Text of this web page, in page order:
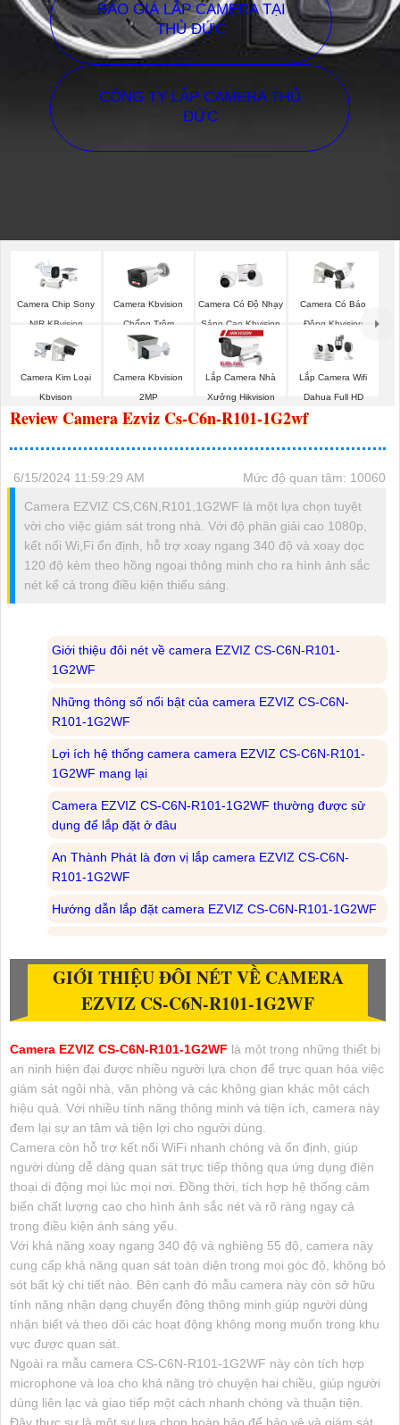
BÁO GIÁ LẮP CAMERA TẠI
THỦ ĐỨC
CÔNG TY LẮP CAMERA THỦ
ĐỨC
Camera Chip Sony
NIR KBvision
Camera Kbvision
Chống Trộm
Camera Có Độ Nhạy
Sáng Cao Kbvision
Camera Có Báo
Động Kbvision
Camera Kim Loại
Kbvison
Camera Kbvision
2MP
Lắp Camera Nhà
Xưởng Hikvision
Lắp Camera Wifi
Dahua Full HD
Review Camera Ezviz Cs-C6n-R101-1G2wf
6/15/2024 11:59:29 AM
Mức độ quan tâm: 10060
Camera EZVIZ CS,C6N,R101,1G2WF là một lựa chọn tuyệt
vời cho việc giám sát trong nhà. Với độ phân giải cao 1080p,
kết nối Wi,Fi ổn định, hỗ trợ xoay ngang 340 độ và xoay dọc
120 độ kèm theo hồng ngoại thông minh cho ra hình ảnh sắc
nét kể cả trong điều kiện thiếu sáng.
Giới thiệu đôi nét về camera EZVIZ CS-C6N-R101-
1G2WF
Những thông số nổi bật của camera EZVIZ CS-C6N-
R101-1G2WF
Lợi ích hệ thống camera camera EZVIZ CS-C6N-R101-
1G2WF mang lại
Camera EZVIZ CS-C6N-R101-1G2WF thường được sử
dụng để lắp đặt ở đâu
An Thành Phát là đơn vị lắp camera EZVIZ CS-C6N-
R101-1G2WF
Hướng dẫn lắp đặt camera EZVIZ CS-C6N-R101-1G2WF
GIỚI THIỆU ĐÔI NÉT VỀ CAMERA
EZVIZ CS-C6N-R101-1G2WF
Camera EZVIZ CS-C6N-R101-1G2WF là một trong những thiết bị
an ninh hiện đại được nhiều người lựa chọn để trực quan hóa việc
giám sát ngôi nhà, văn phòng và các không gian khác một cách
hiệu quả. Với nhiều tính năng thông minh và tiện ích, camera này
đem lại sự an tâm và tiện lợi cho người dùng.
Camera còn hỗ trợ kết nối WiFi nhanh chóng và ổn định, giúp
người dùng dễ dàng quan sát trực tiếp thông qua ứng dụng điện
thoại di động mọi lúc mọi nơi. Đồng thời, tích hợp hệ thống cảm
biến chất lượng cao cho hình ảnh sắc nét và rõ ràng ngay cả
trong điều kiện ánh sáng yếu.
Với khả năng xoay ngang 340 độ và nghiêng 55 độ, camera này
cung cấp khả năng quan sát toàn diện trong mọi góc độ, không bỏ
sót bất kỳ chi tiết nào. Bên cạnh đó mẫu camera này còn sở hữu
tính năng nhận dạng chuyển động thông minh giúp người dùng
nhận biết và theo dõi các hoạt động không mong muốn trong khu
vực được quan sát.
Ngoài ra mẫu camera CS-C6N-R101-1G2WF này còn tích hợp
microphone và loa cho khả năng trò chuyện hai chiều, giúp người
dùng liên lạc và giao tiếp một cách nhanh chóng và thuận tiện.